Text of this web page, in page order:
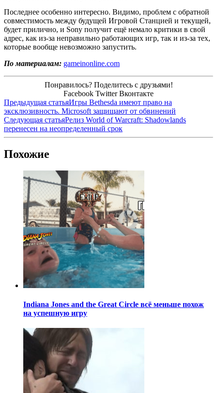
Последнее особенно интересно. Видимо, проблем с обратной
совместимость между будущей Игровой Станцией и текущей,
будет прилично, и Sony получит ещё немало критики в свой
адрес, как из-за неправильно работающих игр, так и из-за тех,
которые вообще невозможно запустить.
По материалам: gameinonline.com
Понравилось? Поделитесь с друзьями!
Facebook Twitter Вконтакте
Предыдущая статьяИгры Bethesda имеют право на
эксклюзивность. Microsoft защищают от обвинений
Следующая статьяРелиз World of Warcraft: Shadowlands
перенесен на неопределенный срок
Похожие
Indiana Jones and the Great Circle всё меньше похож
на успешную игру